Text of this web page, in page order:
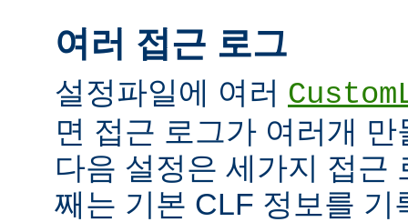
여러 접근 로그
설정파일에 여러
면 접근 로그가 여러개
다음 설정은 세가지 접근
째는 기본 CLF 정보를 기